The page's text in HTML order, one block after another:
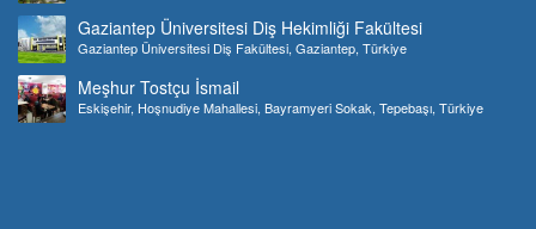
Gaziantep Üniversitesi Diş Hekimliği Fakültesi
Gaziantep Üniversitesi Diş Fakültesi, Gaziantep, Türkiye
Meşhur Tostçu İsmail
Eskişehir, Hoşnudiye Mahallesi, Bayramyeri Sokak, Tepebaşı, Türkiye